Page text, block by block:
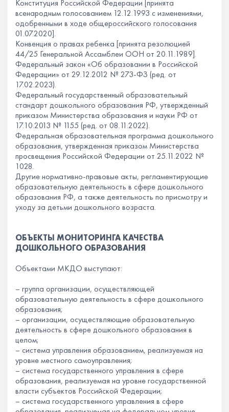
Конституция Российской Федерации [принята
всенародным голосованием 12.12.1993 с изменениями,
одобренными в ходе общероссийского голосования
01.07.2020].
Конвенция о правах ребенка [принята резолюцией
44/25 Генеральной Ассамблеи ООН от 20.11.1989].
Федеральный закон «Об образовании в Российской
Федерации» от 29.12.2012 № 273-ФЗ (ред. от
17.02.2023).
Федеральный государственный образовательный
стандарт дошкольного образования РФ, утвержденный
приказом Министерства образования и науки РФ от
17.10.2013 № 1155 (ред. от 08.11.2022).
Федеральная образовательная программа дошкольного
образования, утвержденная приказом Министерства
просвещения Российской Федерации от 25.11.2022 №
1028.
Другие нормативно-правовые акты, регламентирующие
образовательную деятельность в сфере дошкольного
образования РФ, а также деятельность по присмотру и
уходу за детьми дошкольного возраста.
ОБЪЕКТЫ МОНИТОРИНГА КАЧЕСТВА
ДОШКОЛЬНОГО ОБРАЗОВАНИЯ
Объектами МКДО выступают:
– группа организации, осуществляющей
образовательную деятельность в сфере дошкольного
образования;
– организации, осуществляющие образовательную
деятельность в сфере дошкольного образования в
целом;
– система управления образованием, реализуемая на
уровне местного самоуправления;
– система государственного управления в сфере
образования, реализуемая на уровне государственной
власти субъектов Российской Федерации;
– система государственного управления в сфере